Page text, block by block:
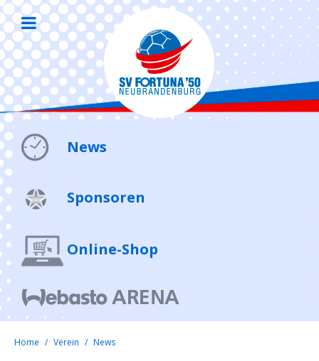
News
Sponsoren
Online-Shop
Home Verein News